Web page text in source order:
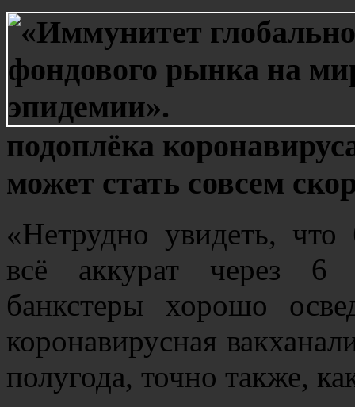
подоплёка
может стать совсем
«Нетрудно увидеть, что
всё аккурат через 6
банкстеры хорошо
коронавирусная
полугода, точно также,